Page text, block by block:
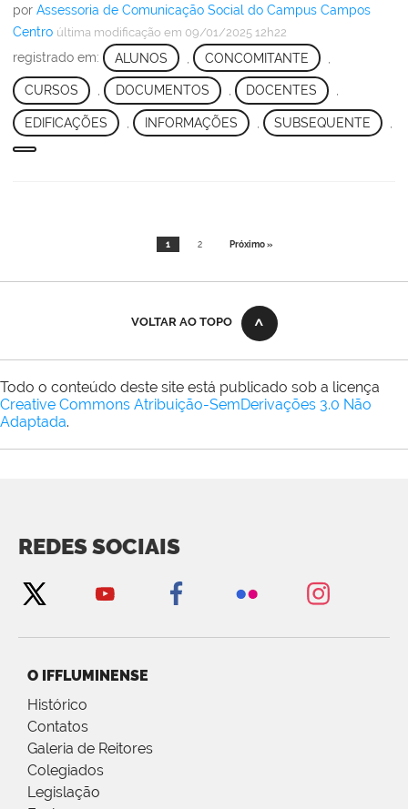
por Assessoria de Comunicação Social do Campus Campos
Centro última modificação em 09/01/2025 12h22
registrado em: ALUNOS CONCOMITANTE
CURSOS , DOCUMENTOS , DOCENTES ,
EDIFICAÇÕES INFORMAÇÕES SUBSEQUENTE
1 2 Próximo »
VOLTAR AO TOPO
Todo o conteúdo deste site está publicado sob a licença
Creative Commons Atribuição-SemDerivações 3.0 Não
Adaptada.
REDES SOCIAIS
O IFFLUMINENSE
Histórico
Contatos
Galeria de Reitores
Colegiados
Legislação